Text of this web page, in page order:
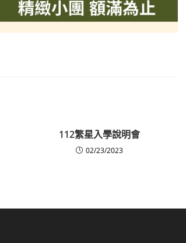
112繁星入學說明會
02/23/2023